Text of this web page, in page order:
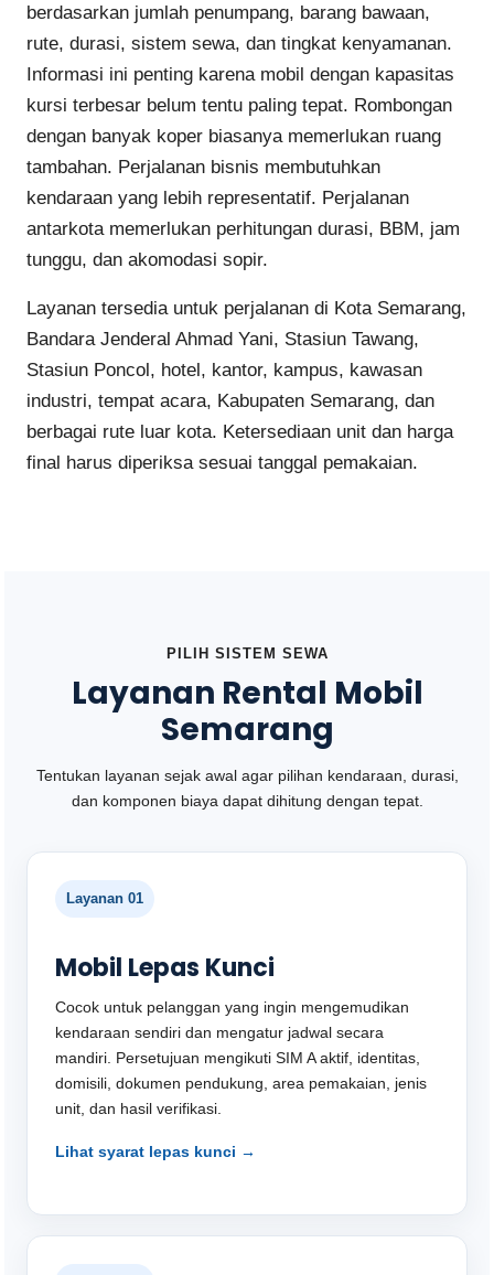
berdasarkan jumlah penumpang, barang bawaan,
rute, durasi, sistem sewa, dan tingkat kenyamanan.
Informasi ini penting karena mobil dengan kapasitas
kursi terbesar belum tentu paling tepat. Rombongan
dengan banyak koper biasanya memerlukan ruang
tambahan. Perjalanan bisnis membutuhkan
kendaraan yang lebih representatif. Perjalanan
antarkota memerlukan perhitungan durasi, BBM, jam
tunggu, dan akomodasi sopir.
Layanan tersedia untuk perjalanan di Kota Semarang,
Bandara Jenderal Ahmad Yani, Stasiun Tawang,
Stasiun Poncol, hotel, kantor, kampus, kawasan
industri, tempat acara, Kabupaten Semarang, dan
berbagai rute luar kota. Ketersediaan unit dan harga
final harus diperiksa sesuai tanggal pemakaian.
PILIH SISTEM SEWA
Layanan Rental Mobil
Semarang
Tentukan layanan sejak awal agar pilihan kendaraan, durasi,
dan komponen biaya dapat dihitung dengan tepat.
Layanan 01
Mobil Lepas Kunci
Cocok untuk pelanggan yang ingin mengemudikan
kendaraan sendiri dan mengatur jadwal secara
mandiri. Persetujuan mengikuti SIM A aktif, identitas,
domisili, dokumen pendukung, area pemakaian, jenis
unit, dan hasil verifikasi.
Lihat syarat lepas kunci →